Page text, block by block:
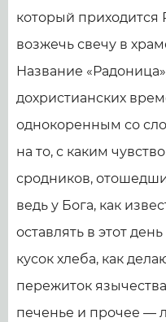
который приходится
возжечь свечу в
Название
дохристианских
однокоренным со
на то, с каким
сродников,
ведь у Бога, как
оставлять в этот
кусок хлеба, как
пережиток
печенье и прочее —